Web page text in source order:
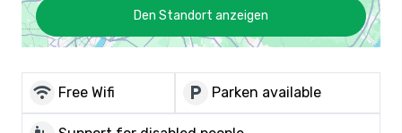
Den Standort anzeigen
wifi Free Wifi local_parking Parken available